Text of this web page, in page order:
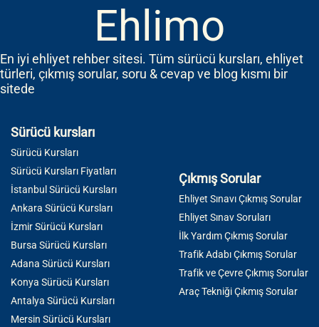
Ehlimo
En iyi ehliyet rehber sitesi. Tüm sürücü kursları, ehliyet
türleri, çıkmış sorular, soru & cevap ve blog kısmı bir
sitede
Sürücü kursları
Sürücü Kursları
Sürücü Kursları Fiyatları
İstanbul Sürücü Kursları
Ankara Sürücü Kursları
İzmir Sürücü Kursları
Bursa Sürücü Kursları
Adana Sürücü Kursları
Konya Sürücü Kursları
Antalya Sürücü Kursları
Mersin Sürücü Kursları
Çıkmış Sorular
Ehliyet Sınavı Çıkmış Sorular
Ehliyet Sınav Soruları
İlk Yardım Çıkmış Sorular
Trafik Adabı Çıkmış Sorular
Trafik ve Çevre Çıkmış Sorular
Araç Tekniği Çıkmış Sorular